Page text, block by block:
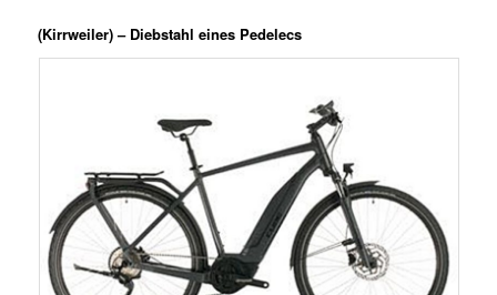
(Kirrweiler) – Diebstahl eines Pedelecs